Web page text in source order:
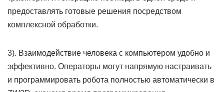
предоставлять готовые решения посредством
комплексной обработки.
3). Взаимодействие человека с компьютером удобно и
эффективно. Операторы могут напрямую настраивать
и программировать робота полностью автоматически в